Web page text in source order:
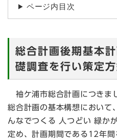
ページ内目次
総合計画後期基本
礎調査を行い策定
袖ケ浦市総合計画につきま
総合計画の基本構想において
んなでつくる 人つどい 緑か
定め、計画期間である12年